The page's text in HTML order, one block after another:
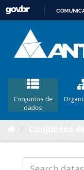
Conjuntos de
dados